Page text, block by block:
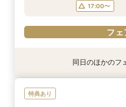
フェ
フェ
フェ
フェ
フェ
フェ
17:00〜
フェ
【初めての見
【少人数OK‼
＼会場使用料
【最大90分ク
【マイナビ限
ウェディング
迷い始めたら
同日のほかのフ
特典あり